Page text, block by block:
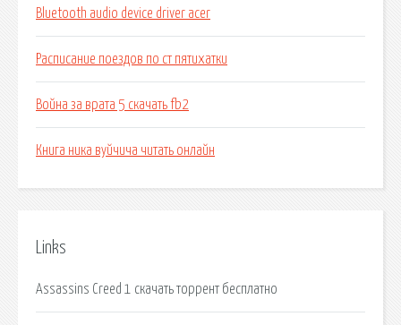
Bluetooth audio device driver acer
Расписание поездов по ст пятихатки
Война за врата 5 скачать fb2
Книга ника вуйчича читать онлайн
Links
Assassins Creed 1 скачать торрент бесплатно